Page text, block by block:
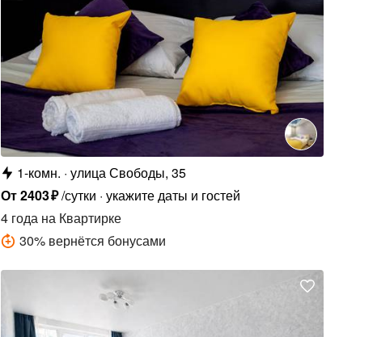
1-комн. улица Свободы, 35
От2403₽/сутки укажите даты и гостей
4 года на Квартирке
30% вернётся бонусами